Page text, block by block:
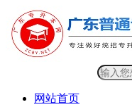
网站首页